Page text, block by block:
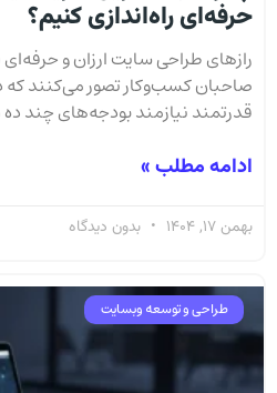
حرفه‌ای راه‌اندازی کنیم؟
رازهای طراحی سایت ارزان و
صاحبان کسب‌وکار تصور می‌کنند
قدرتمند نیازمند بودجه‌های چند
ادامه مطلب »
بهمن 17, 1404 بدون دیدگاه
طراحی و توسعه وبسایت